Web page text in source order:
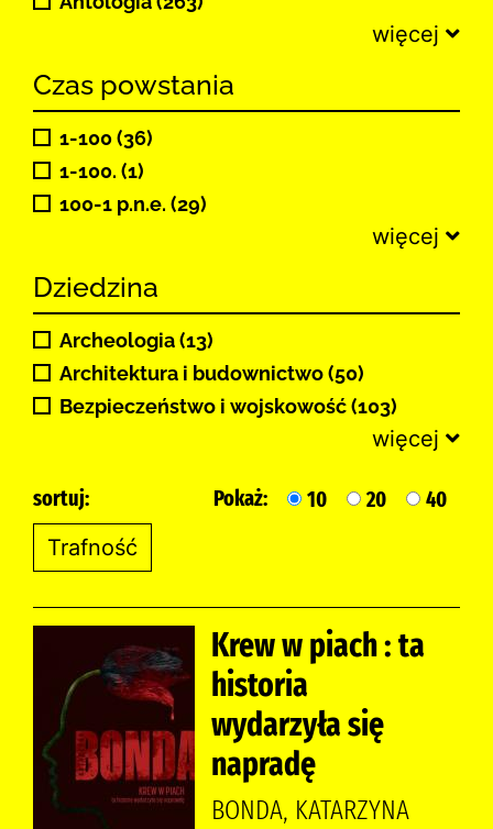
więcej
Czas powstania
1-100 (36)
1-100. (1)
100-1 p.n.e. (29)
więcej
Dziedzina
Archeologia (13)
Architektura i budownictwo (50)
Bezpieczeństwo i wojskowość (103)
więcej
sortuj: Pokaż: 10 20 40
Krew w piach : ta
historia
wydarzyła się
napradę
BONDA, KATARZYNA